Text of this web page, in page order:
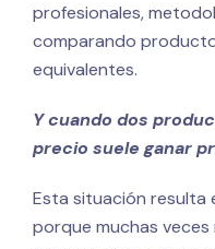
profesionales,
comparando
equivalentes.
Y cuando dos
precio suele ganar
Esta situación resulta
porque muchas veces